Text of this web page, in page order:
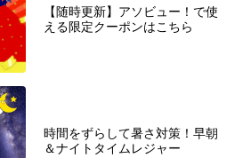
【随時更新】アソビュー！で使
える限定クーポンはこちら
時間をずらして暑さ対策！早朝
＆ナイトタイムレジャー